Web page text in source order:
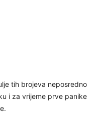
tih brojeva neposredno
i za vrijeme prve panike